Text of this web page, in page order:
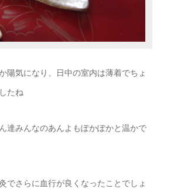
陽気になり、日中の室内は薄着でちょ
たね
達みんなのあんよもぽかぽかと温かで
でさらに血行が良くなったことでしょ